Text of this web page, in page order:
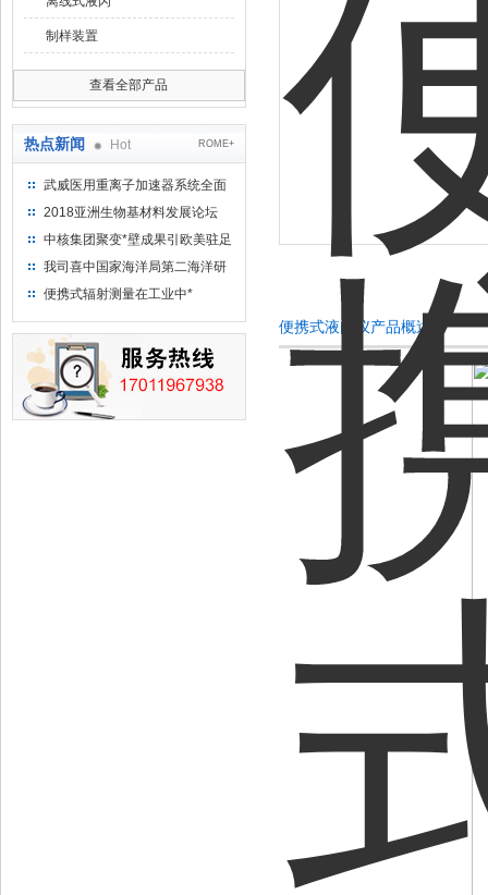
制样装置
查看全部产品
热点新闻 Hot ROME+
武威医用重离子加速器系统全面
完成检测报告 临床试验正式启动
2018亚洲生物基材料发展论坛
中核集团聚变*壁成果引欧美驻足
“人造太阳”指日可待
我司喜中国家海洋局第二海洋研
究所采购低本底液体闪烁计数器
便携式辐射测量在工业中*
便携式液闪仪产品概述：